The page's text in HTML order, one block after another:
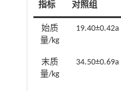
指标 对照组
始质
量/kg
19.40±0.42a
末质
量/kg
34.50±0.69a